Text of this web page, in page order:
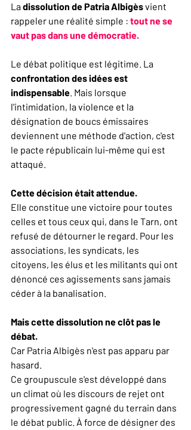
La dissolution de Patria Albigès vient
rappeler une réalité simple : tout ne se
vaut pas dans une démocratie.
Le débat politique est légitime. La
confrontation des idées est
indispensable. Mais lorsque
l'intimidation, la violence et la
désignation de boucs émissaires
deviennent une méthode d'action, c'est
le pacte républicain lui-même qui est
attaqué.
Cette décision était attendue.
Elle constitue une victoire pour toutes
celles et tous ceux qui, dans le Tarn, ont
refusé de détourner le regard. Pour les
associations, les syndicats, les
citoyens, les élus et les militants qui ont
dénoncé ces agissements sans jamais
céder à la banalisation.
Mais cette dissolution ne clôt pas le
débat.
Car Patria Albigès n'est pas apparu par
hasard.
Ce groupuscule s'est développé dans
un climat où les discours de rejet ont
progressivement gagné du terrain dans
le débat public. À force de désigner des